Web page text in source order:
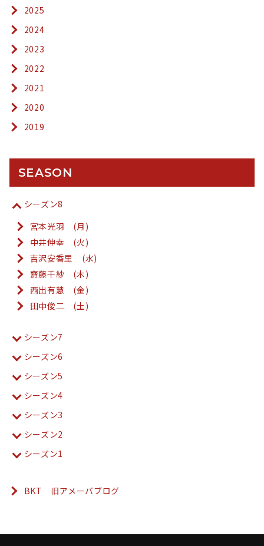
2025
2024
2023
2022
2021
2020
2019
SEASON
シーズン8
宮本光羽 (月)
中井伸幸 (火)
吉沢安香里 (水)
齋藤千紗 (木)
西出有慧 (金)
田中俊二 (土)
シーズン7
シーズン6
シーズン5
シーズン4
シーズン3
シーズン2
シーズン1
BKT 旧アメーバブログ